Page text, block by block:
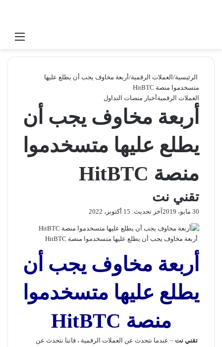
الرئيسية/العملات الرقمية/أربعة مخاوف يجب أن يطلع عليها
متسخدموا منصة HitBTC
العملات الرقمية أخبار منصات التداول
أربعة مخاوف يجب أن
يطلع عليها متسخدموا
منصة HitBTC
تقني نت
30 مايو، 2019 آخر تحديث: 15 أكتوبر، 2022
أربعة مخاوف يجب أن يطلع عليها متسخدموا منصة HitBTC
أربعة مخاوف يجب أن
يطلع عليها متسخدموا
منصة HitBTC
تقني نت – عندما نتحدث عن العملات الرقمية ، فاننا نتحدث عن